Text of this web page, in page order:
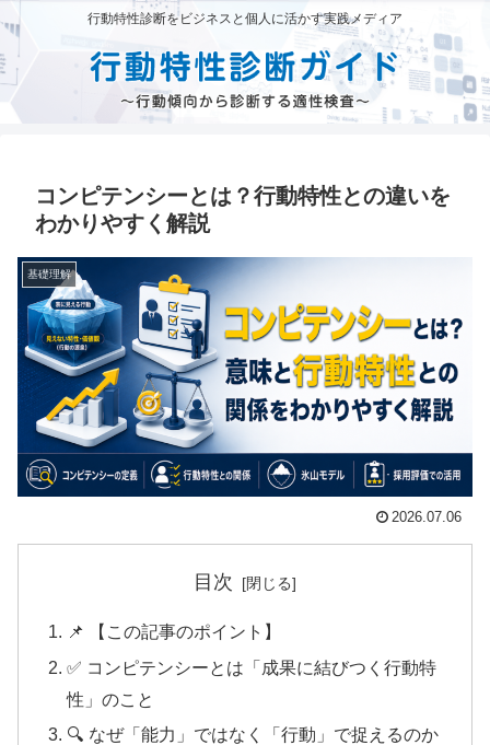
行動特性診断をビジネスと個人に活かす実践メディア
コンピテンシーとは？行動特性との違いを
わかりやすく解説
基礎理解
2026.07.06
目次
📌 【この記事のポイント】
✅ コンピテンシーとは「成果に結びつく行動特
性」のこと
🔍 なぜ「能力」ではなく「行動」で捉えるのか